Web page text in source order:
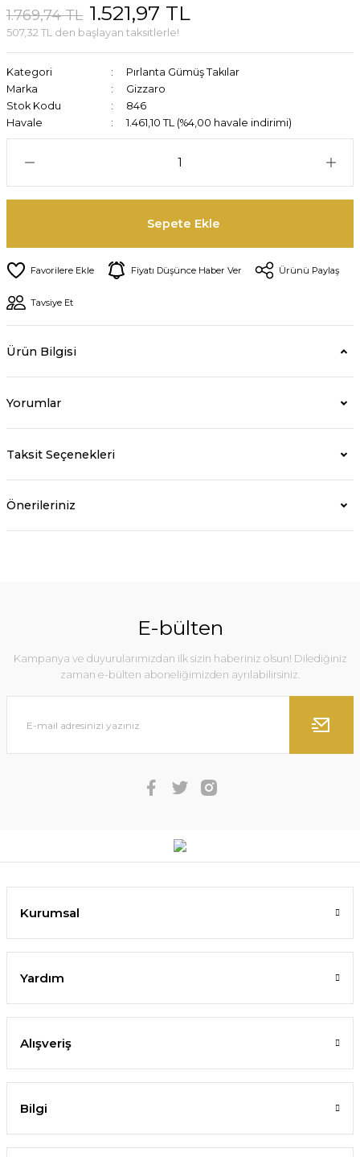
1.769,74 TL 1.521,97 TL
507,32 TL den başlayan taksitlerle!
Kategori
Pırlanta Gümüş Takılar
Marka
Gizzaro
Stok Kodu
846
Havale
1.461,10 TL (%4,00 havale indirimi)
Sepete Ekle
Fiyatı Düşünce Haber Ver Ürünü Paylaş
Tavsiye Et
Ürün Bilgisi
Yorumlar
Taksit Seçenekleri
Önerileriniz
E-bülten
Kampanya ve duyurularımızdan ilk sizin haberiniz olsun! Dilediğiniz
zaman e-bülten aboneliğimizden ayrılabilirsiniz.
Kurumsal
Yardım
Alışveriş
Bilgi